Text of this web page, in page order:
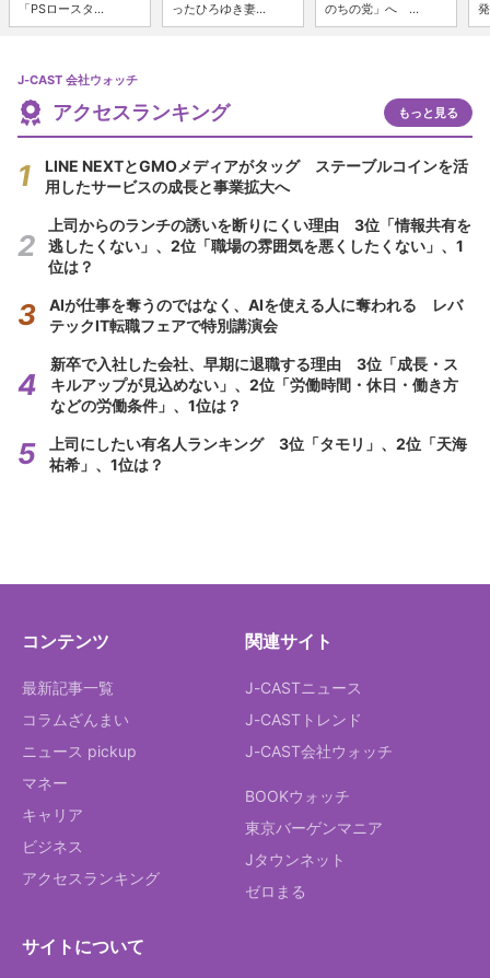
「PSロースタ...
ったひろゆき妻...
のちの党」へ ...
J-CAST 会社ウォッチ
アクセスランキング もっと見る
LINE NEXTとGMOメディアがタッグ ステーブルコインを活
用したサービスの成長と事業拡大へ
上司からのランチの誘いを断りにくい理由 3位「情報共有を
逃したくない」、2位「職場の雰囲気を悪くしたくない」、1
位は？
AIが仕事を奪うのではなく、AIを使える人に奪われる レバ
テックIT転職フェアで特別講演会
新卒で入社した会社、早期に退職する理由 3位「成長・ス
キルアップが見込めない」、2位「労働時間・休日・働き方
などの労働条件」、1位は？
上司にしたい有名人ランキング 3位「タモリ」、2位「天海
祐希」、1位は？
コンテンツ
最新記事一覧
コラムざんまい
ニュース pickup
マネー
キャリア
ビジネス
アクセスランキング
関連サイト
J-CASTニュース
J-CASTトレンド
J-CAST会社ウォッチ
BOOKウォッチ
東京バーゲンマニア
Jタウンネット
ゼロまる
サイトについて